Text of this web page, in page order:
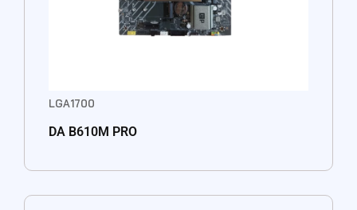
LGA1700
DA B610M PRO